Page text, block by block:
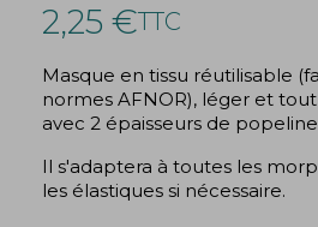
2,25 €TTC
Masque en tissu réutilisable
normes AFNOR), léger et
avec 2 épaisseurs de
Il s'adaptera à toutes les
les élastiques si nécessaire.